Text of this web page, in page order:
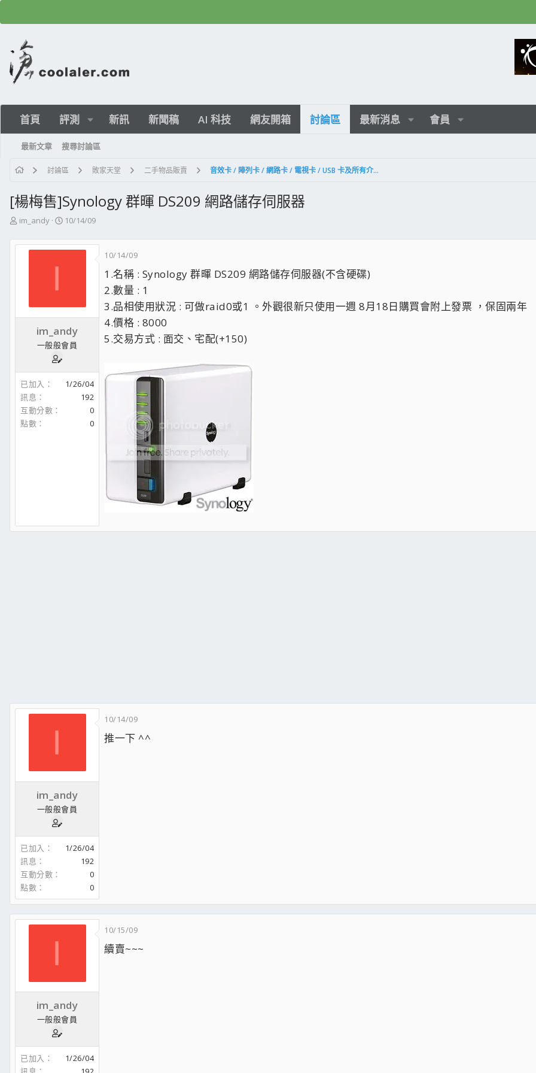
首頁 評測 新訊 新聞稿 AI 科技 網友開箱 討論區 最新消息 會員
最新文章 搜尋討論區
討論區 敗家天堂 二手物品販賣 音效卡 / 陣列卡 / 網路卡 / 電視卡 / USB 卡及所有介面卡
[楊梅售]Synology 群暉 DS209 網路儲存伺服器
主
發
im_andy
開
日
10/14/09
I
im_andy
一般般會員
已加入
1/26/04
訊息
192
互動分數
0
點數
0
10/14/09
1.名稱 : Synology 群暉 DS209 網路儲存伺服器(不含硬碟)
2.數量 : 1
3.品相使用狀況 : 可做raid0或1 。外觀很新只使用一週 8月18日購買會附上發票 ，保固兩年
4.價格 : 8000
5.交易方式 : 面交、宅配(+150)
I
im_andy
一般般會員
已加入
1/26/04
訊息
192
互動分數
0
點數
0
10/14/09
推一下 ^^
I
im_andy
一般般會員
已加入
1/26/04
10/15/09
續賣~~~